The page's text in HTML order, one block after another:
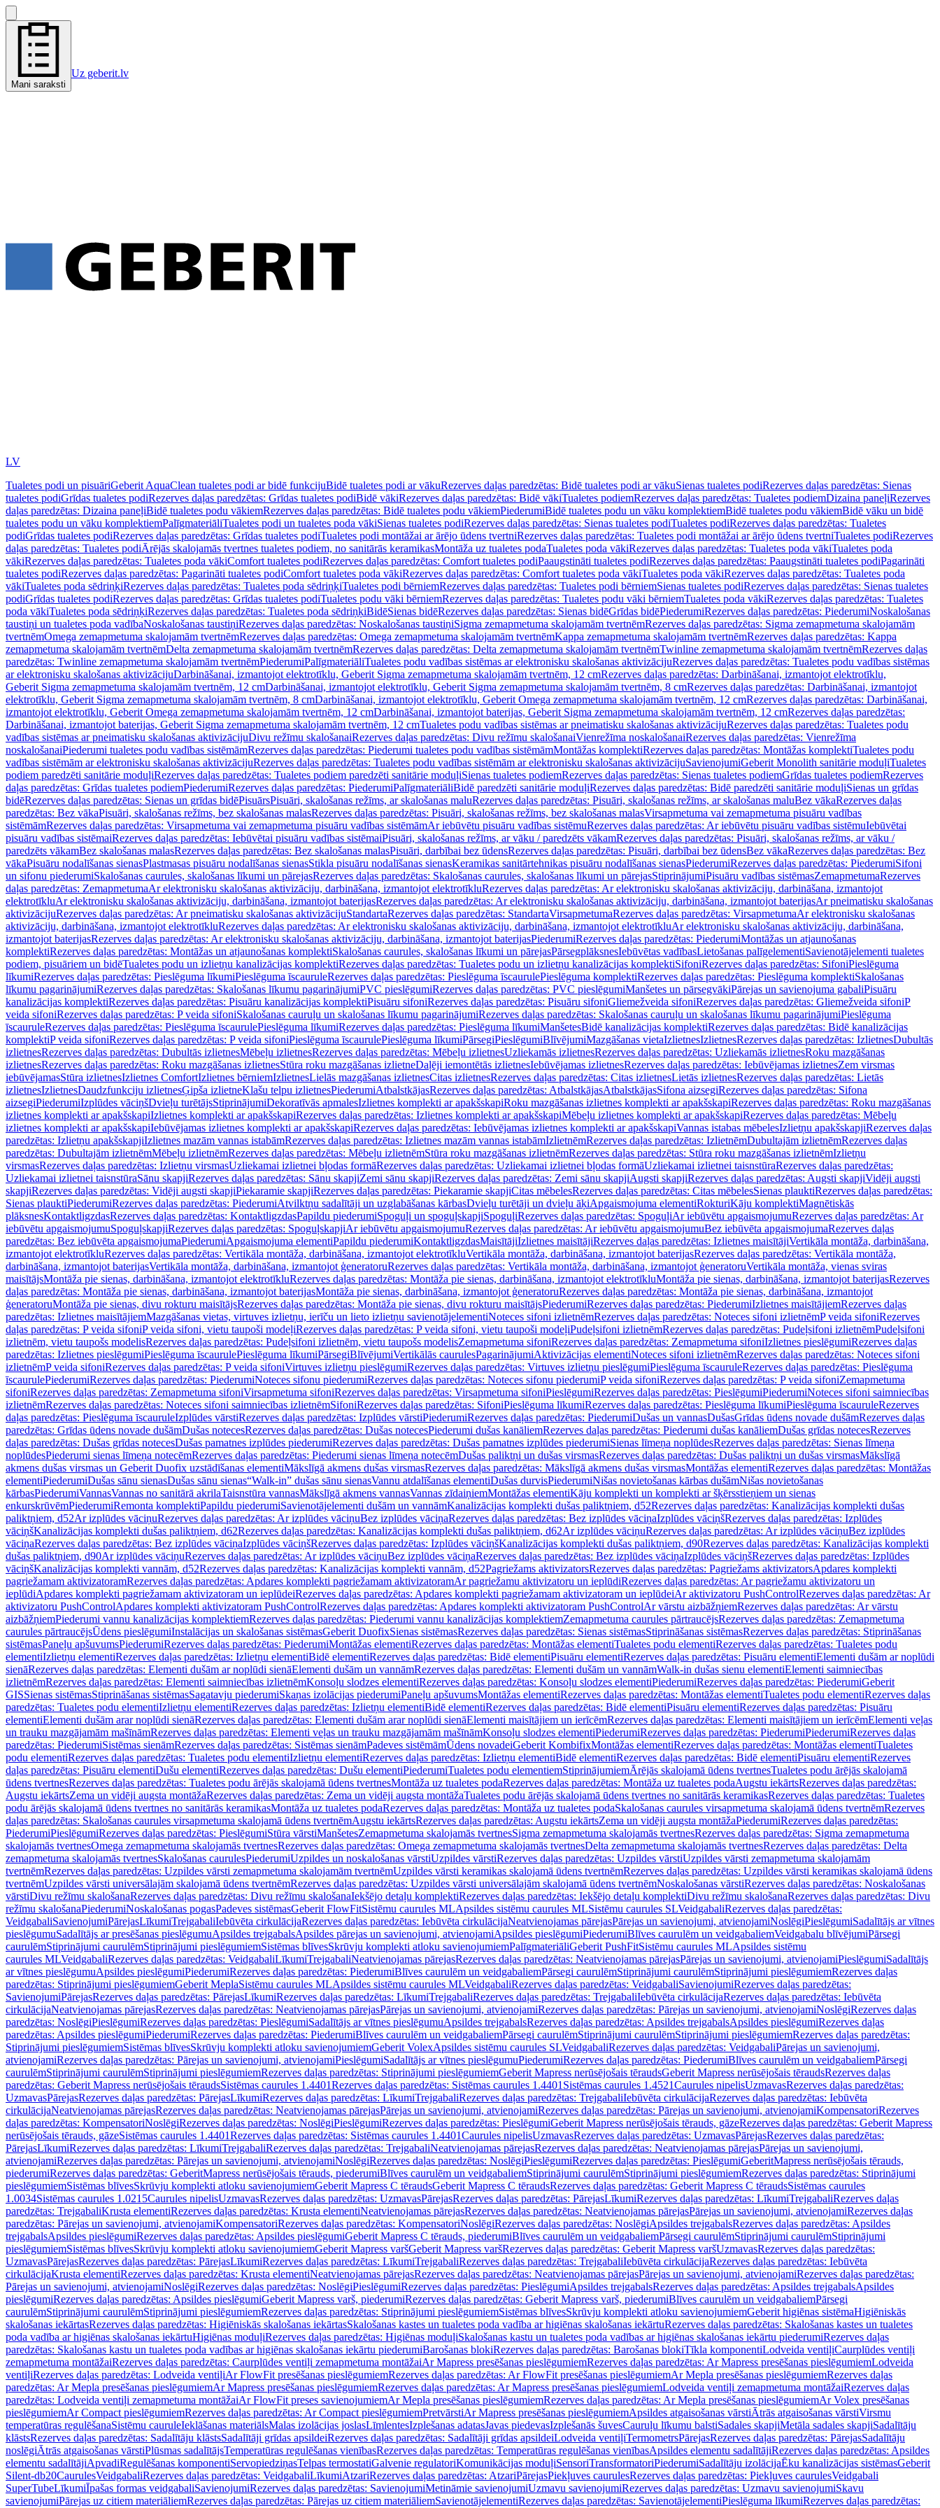
Mani saraksti
Uz geberit.lv
LV
Tualetes podi un pisuāriGeberit AquaClean tualetes podi ar bidē funkcijuBidē tualetes podi ar vākuRezerves daļas paredzētas: Bidē tualetes podi ar vākuSienas tualetes podiRezerves daļas paredzētas: Sienas
tualetes podiGrīdas tualetes podiRezerves daļas paredzētas: Grīdas tualetes podiBidē vākiRezerves daļas paredzētas: Bidē vākiTualetes podiemRezerves daļas paredzētas: Tualetes podiemDizaina paneļiRezerves
daļas paredzētas: Dizaina paneļiBidē tualetes podu vākiemRezerves daļas paredzētas: Bidē tualetes podu vākiemPiederumiBidē tualetes podu un vāku komplektiemBidē tualetes podu vākiemBidē vāku un bidē
tualetes podu un vāku komplektiemPalīgmateriāliTualetes podi un tualetes poda vākiSienas tualetes podiRezerves daļas paredzētas: Sienas tualetes podiTualetes podiRezerves daļas paredzētas: Tualetes
podiGrīdas tualetes podiRezerves daļas paredzētas: Grīdas tualetes podiTualetes podi montāžai ar ārējo ūdens tvertniRezerves daļas paredzētas: Tualetes podi montāžai ar ārējo ūdens tvertniTualetes podiRezerves
daļas paredzētas: Tualetes podiĀrējās skalojamās tvertnes tualetes podiem, no sanitārās keramikasMontāža uz tualetes podaTualetes poda vākiRezerves daļas paredzētas: Tualetes poda vākiTualetes poda
vākiRezerves daļas paredzētas: Tualetes poda vākiComfort tualetes podiRezerves daļas paredzētas: Comfort tualetes podiPaaugstināti tualetes podiRezerves daļas paredzētas: Paaugstināti tualetes podiPagarināti
tualetes podiRezerves daļas paredzētas: Pagarināti tualetes podiComfort tualetes poda vākiRezerves daļas paredzētas: Comfort tualetes poda vākiTualetes poda vākiRezerves daļas paredzētas: Tualetes poda
vākiTualetes poda sēdriņķiRezerves daļas paredzētas: Tualetes poda sēdriņķiTualetes podi bērniemRezerves daļas paredzētas: Tualetes podi bērniemSienas tualetes podiRezerves daļas paredzētas: Sienas tualetes
podiGrīdas tualetes podiRezerves daļas paredzētas: Grīdas tualetes podiTualetes podu vāki bērniemRezerves daļas paredzētas: Tualetes podu vāki bērniemTualetes poda vākiRezerves daļas paredzētas: Tualetes
poda vākiTualetes poda sēdriņķiRezerves daļas paredzētas: Tualetes poda sēdriņķiBidēSienas bidēRezerves daļas paredzētas: Sienas bidēGrīdas bidēPiederumiRezerves daļas paredzētas: PiederumiNoskalošanas
taustiņi un tualetes poda vadībaNoskalošanas taustiņiRezerves daļas paredzētas: Noskalošanas taustiņiSigma zemapmetuma skalojamām tvertnēmRezerves daļas paredzētas: Sigma zemapmetuma skalojamām
tvertnēmOmega zemapmetuma skalojamām tvertnēmRezerves daļas paredzētas: Omega zemapmetuma skalojamām tvertnēmKappa zemapmetuma skalojamām tvertnēmRezerves daļas paredzētas: Kappa
zemapmetuma skalojamām tvertnēmDelta zemapmetuma skalojamām tvertnēmRezerves daļas paredzētas: Delta zemapmetuma skalojamām tvertnēmTwinline zemapmetuma skalojamām tvertnēmRezerves daļas
paredzētas: Twinline zemapmetuma skalojamām tvertnēmPiederumiPalīgmateriāliTualetes podu vadības sistēmas ar elektronisku skalošanas aktivizācijuRezerves daļas paredzētas: Tualetes podu vadības sistēmas
ar elektronisku skalošanas aktivizācijuDarbināšanai, izmantojot elektrotīklu, Geberit Sigma zemapmetuma skalojamām tvertnēm, 12 cmRezerves daļas paredzētas: Darbināšanai, izmantojot elektrotīklu,
Geberit Sigma zemapmetuma skalojamām tvertnēm, 12 cmDarbināšanai, izmantojot elektrotīklu, Geberit Sigma zemapmetuma skalojamām tvertnēm, 8 cmRezerves daļas paredzētas: Darbināšanai, izmantojot
elektrotīklu, Geberit Sigma zemapmetuma skalojamām tvertnēm, 8 cmDarbināšanai, izmantojot elektrotīklu, Geberit Omega zemapmetuma skalojamām tvertnēm, 12 cmRezerves daļas paredzētas: Darbināšanai,
izmantojot elektrotīklu, Geberit Omega zemapmetuma skalojamām tvertnēm, 12 cmDarbināšanai, izmantojot baterijas, Geberit Sigma zemapmetuma skalojamām tvertnēm, 12 cmRezerves daļas paredzētas:
Darbināšanai, izmantojot baterijas, Geberit Sigma zemapmetuma skalojamām tvertnēm, 12 cmTualetes podu vadības sistēmas ar pneimatisku skalošanas aktivizācijuRezerves daļas paredzētas: Tualetes podu
vadības sistēmas ar pneimatisku skalošanas aktivizācijuDivu režīmu skalošanaiRezerves daļas paredzētas: Divu režīmu skalošanaiVienrežīma noskalošanaiRezerves daļas paredzētas: Vienrežīma
noskalošanaiPiederumi tualetes podu vadības sistēmāmRezerves daļas paredzētas: Piederumi tualetes podu vadības sistēmāmMontāžas komplektiRezerves daļas paredzētas: Montāžas komplektiTualetes podu
vadības sistēmām ar elektronisku skalošanas aktivizācijuRezerves daļas paredzētas: Tualetes podu vadības sistēmām ar elektronisku skalošanas aktivizācijuSavienojumiGeberit Monolith sanitārie moduļiTualetes
podiem paredzēti sanitārie moduļiRezerves daļas paredzētas: Tualetes podiem paredzēti sanitārie moduļiSienas tualetes podiemRezerves daļas paredzētas: Sienas tualetes podiemGrīdas tualetes podiemRezerves
daļas paredzētas: Grīdas tualetes podiemPiederumiRezerves daļas paredzētas: PiederumiPalīgmateriāliBidē paredzēti sanitārie moduļiRezerves daļas paredzētas: Bidē paredzēti sanitārie moduļiSienas un grīdas
bidēRezerves daļas paredzētas: Sienas un grīdas bidēPisuārsPisuāri, skalošanas režīms, ar skalošanas maluRezerves daļas paredzētas: Pisuāri, skalošanas režīms, ar skalošanas maluBez vākaRezerves daļas
paredzētas: Bez vākaPisuāri, skalošanas režīms, bez skalošanas malasRezerves daļas paredzētas: Pisuāri, skalošanas režīms, bez skalošanas malasVirsapmetuma vai zemapmetuma pisuāru vadības
sistēmāmRezerves daļas paredzētas: Virsapmetuma vai zemapmetuma pisuāru vadības sistēmāmAr iebūvētu pisuāru vadības sistēmuRezerves daļas paredzētas: Ar iebūvētu pisuāru vadības sistēmuIebūvētai
pisuāru vadības sistēmaiRezerves daļas paredzētas: Iebūvētai pisuāru vadības sistēmaiPisuāri, skalošanas režīms, ar vāku / paredzēts vākamRezerves daļas paredzētas: Pisuāri, skalošanas režīms, ar vāku /
paredzēts vākamBez skalošanas malasRezerves daļas paredzētas: Bez skalošanas malasPisuāri, darbībai bez ūdensRezerves daļas paredzētas: Pisuāri, darbībai bez ūdensBez vākaRezerves daļas paredzētas: Bez
vākaPisuāru nodalīšanas sienasPlastmasas pisuāru nodalīšanas sienasStikla pisuāru nodalīšanas sienasKeramikas sanitārtehnikas pisuāru nodalīšanas sienasPiederumiRezerves daļas paredzētas: PiederumiSifoni
un sifonu piederumiSkalošanas caurules, skalošanas līkumi un pārejasRezerves daļas paredzētas: Skalošanas caurules, skalošanas līkumi un pārejasStiprinājumiPisuāru vadības sistēmasZemapmetumaRezerves
daļas paredzētas: ZemapmetumaAr elektronisku skalošanas aktivizāciju, darbināšana, izmantojot elektrotīkluRezerves daļas paredzētas: Ar elektronisku skalošanas aktivizāciju, darbināšana, izmantojot
elektrotīkluAr elektronisku skalošanas aktivizāciju, darbināšana, izmantojot baterijasRezerves daļas paredzētas: Ar elektronisku skalošanas aktivizāciju, darbināšana, izmantojot baterijasAr pneimatisku skalošanas
aktivizācijuRezerves daļas paredzētas: Ar pneimatisku skalošanas aktivizācijuStandartaRezerves daļas paredzētas: StandartaVirsapmetumaRezerves daļas paredzētas: VirsapmetumaAr elektronisku skalošanas
aktivizāciju, darbināšana, izmantojot elektrotīkluRezerves daļas paredzētas: Ar elektronisku skalošanas aktivizāciju, darbināšana, izmantojot elektrotīkluAr elektronisku skalošanas aktivizāciju, darbināšana,
izmantojot baterijasRezerves daļas paredzētas: Ar elektronisku skalošanas aktivizāciju, darbināšana, izmantojot baterijasPiederumiRezerves daļas paredzētas: PiederumiMontāžas un atjaunošanas
komplektiRezerves daļas paredzētas: Montāžas un atjaunošanas komplektiSkalošanas caurules, skalošanas līkumi un pārejasPārsegplāksnesIebūvētas vadībasLietošanas palīgelementiSavienotājelementi tualetes
podiem, pisuāriem un bidēTualetes podu un izlietņu kanalizācijas komplektiRezerves daļas paredzētas: Tualetes podu un izlietņu kanalizācijas komplektiSifoniRezerves daļas paredzētas: SifoniPieslēguma
līkumiRezerves daļas paredzētas: Pieslēguma līkumiPieslēguma īscauruleRezerves daļas paredzētas: Pieslēguma īscaurulePieslēguma komplektiRezerves daļas paredzētas: Pieslēguma komplektiSkalošanas
līkumu pagarinājumiRezerves daļas paredzētas: Skalošanas līkumu pagarinājumiPVC pieslēgumiRezerves daļas paredzētas: PVC pieslēgumiManšetes un pārsegvākiPārejas un savienojuma gabaliPisuāru
kanalizācijas komplektiRezerves daļas paredzētas: Pisuāru kanalizācijas komplektiPisuāru sifoniRezerves daļas paredzētas: Pisuāru sifoniGliemežveida sifoniRezerves daļas paredzētas: Gliemežveida sifoniP
veida sifoniRezerves daļas paredzētas: P veida sifoniSkalošanas cauruļu un skalošanas līkumu pagarinājumiRezerves daļas paredzētas: Skalošanas cauruļu un skalošanas līkumu pagarinājumiPieslēguma
īscauruleRezerves daļas paredzētas: Pieslēguma īscaurulePieslēguma līkumiRezerves daļas paredzētas: Pieslēguma līkumiManšetesBidē kanalizācijas komplektiRezerves daļas paredzētas: Bidē kanalizācijas
komplektiP veida sifoniRezerves daļas paredzētas: P veida sifoniPieslēguma īscaurulePieslēguma līkumiPārsegiPieslēgumiBlīvējumiMazgāšanas vietaIzlietnesIzlietnesRezerves daļas paredzētas: IzlietnesDubultās
izlietnesRezerves daļas paredzētas: Dubultās izlietnesMēbeļu izlietnesRezerves daļas paredzētas: Mēbeļu izlietnesUzliekamās izlietnesRezerves daļas paredzētas: Uzliekamās izlietnesRoku mazgāšanas
izlietnesRezerves daļas paredzētas: Roku mazgāšanas izlietnesStūra roku mazgāšanas izlietneDaļēji iemontētās izlietnesIebūvējamas izlietnesRezerves daļas paredzētas: Iebūvējamas izlietnesZem virsmas
iebūvējamasStūra izlietnesIzlietnes ComfortIzlietnes bērniemIzlietnesLielās mazgāšanas izlietnesCitas izlietnesRezerves daļas paredzētas: Citas izlietnesLietās izlietnesRezerves daļas paredzētas: Lietās
izlietnesIzlietnesDaudzfunkciju izlietnesĢipša izlietneKlašu telpu izlietnesPiederumiAtbalstkājasRezerves daļas paredzētas: AtbalstkājasAtbalstkājasSifona aizsegiRezerves daļas paredzētas: Sifona
aizsegiPiederumiIzplūdes vāciņšDvieļu turētājsStiprinājumiDekoratīvās apmalesIzlietnes komplekti ar apakšskapiRoku mazgāšanas izlietnes komplekti ar apakšskapiRezerves daļas paredzētas: Roku mazgāšanas
izlietnes komplekti ar apakšskapiIzlietnes komplekti ar apakšskapiRezerves daļas paredzētas: Izlietnes komplekti ar apakšskapiMēbeļu izlietnes komplekti ar apakšskapiRezerves daļas paredzētas: Mēbeļu
izlietnes komplekti ar apakšskapiIebūvējamas izlietnes komplekti ar apakšskapiRezerves daļas paredzētas: Iebūvējamas izlietnes komplekti ar apakšskapiVannas istabas mēbelesIzlietņu apakšskapjiRezerves daļas
paredzētas: Izlietņu apakšskapjiIzlietnes mazām vannas istabāmRezerves daļas paredzētas: Izlietnes mazām vannas istabāmIzlietnēmRezerves daļas paredzētas: IzlietnēmDubultajām izlietnēmRezerves daļas
paredzētas: Dubultajām izlietnēmMēbeļu izlietnēmRezerves daļas paredzētas: Mēbeļu izlietnēmStūra roku mazgāšanas izlietnēmRezerves daļas paredzētas: Stūra roku mazgāšanas izlietnēmIzlietņu
virsmasRezerves daļas paredzētas: Izlietņu virsmasUzliekamai izlietnei bļodas formāRezerves daļas paredzētas: Uzliekamai izlietnei bļodas formāUzliekamai izlietnei taisnstūraRezerves daļas paredzētas:
Uzliekamai izlietnei taisnstūraSānu skapjiRezerves daļas paredzētas: Sānu skapjiZemi sānu skapjiRezerves daļas paredzētas: Zemi sānu skapjiAugsti skapjiRezerves daļas paredzētas: Augsti skapjiVidēji augsti
skapjiRezerves daļas paredzētas: Vidēji augsti skapjiPiekaramie skapjiRezerves daļas paredzētas: Piekaramie skapjiCitas mēbelesRezerves daļas paredzētas: Citas mēbelesSienas plauktiRezerves daļas paredzētas:
Sienas plauktiPiederumiRezerves daļas paredzētas: PiederumiAtvilktņu sadalītāji un uzglabāšanas kārbasDvieļu turētāji un dvieļu āķiApgaismojuma elementiRokturiKāju komplektiMagnētiskās
plāksnesKontaktligzdasRezerves daļas paredzētas: KontaktligzdasPapildu piederumiSpoguļi un spoguļskapjiSpoguļiRezerves daļas paredzētas: SpoguļiAr iebūvētu apgaismojumuRezerves daļas paredzētas: Ar
iebūvētu apgaismojumuSpoguļskapjiRezerves daļas paredzētas: SpoguļskapjiAr iebūvētu apgaismojumuRezerves daļas paredzētas: Ar iebūvētu apgaismojumuBez iebūvēta apgaismojumaRezerves daļas
paredzētas: Bez iebūvēta apgaismojumaPiederumiApgaismojuma elementiPapildu piederumiKontaktligzdasMaisītājiIzlietnes maisītājiRezerves daļas paredzētas: Izlietnes maisītājiVertikāla montāža, darbināšana,
izmantojot elektrotīkluRezerves daļas paredzētas: Vertikāla montāža, darbināšana, izmantojot elektrotīkluVertikāla montāža, darbināšana, izmantojot baterijasRezerves daļas paredzētas: Vertikāla montāža,
darbināšana, izmantojot baterijasVertikāla montāža, darbināšana, izmantojot ģeneratoruRezerves daļas paredzētas: Vertikāla montāža, darbināšana, izmantojot ģeneratoruVertikāla montāža, vienas sviras
maisītājsMontāža pie sienas, darbināšana, izmantojot elektrotīkluRezerves daļas paredzētas: Montāža pie sienas, darbināšana, izmantojot elektrotīkluMontāža pie sienas, darbināšana, izmantojot baterijasRezerves
daļas paredzētas: Montāža pie sienas, darbināšana, izmantojot baterijasMontāža pie sienas, darbināšana, izmantojot ģeneratoruRezerves daļas paredzētas: Montāža pie sienas, darbināšana, izmantojot
ģeneratoruMontāža pie sienas, divu rokturu maisītājsRezerves daļas paredzētas: Montāža pie sienas, divu rokturu maisītājsPiederumiRezerves daļas paredzētas: PiederumiIzlietnes maisītājiemRezerves daļas
paredzētas: Izlietnes maisītājiemMazgāšanas vietas, virtuves izlietņu, ierīču un lieto izlietņu savienotājelementiNoteces sifoni izlietnēmRezerves daļas paredzētas: Noteces sifoni izlietnēmP veida sifoniRezerves
daļas paredzētas: P veida sifoniP veida sifoni, vietu taupoši modeļiRezerves daļas paredzētas: P veida sifoni, vietu taupoši modeļiPudeļsifoni izlietnēmRezerves daļas paredzētas: Pudeļsifoni izlietnēmPudeļsifoni
izlietnēm, vietu taupošs modelisRezerves daļas paredzētas: Pudeļsifoni izlietnēm, vietu taupošs modelisZemapmetuma sifoniRezerves daļas paredzētas: Zemapmetuma sifoniIzlietnes pieslēgumiRezerves daļas
paredzētas: Izlietnes pieslēgumiPieslēguma īscaurulePieslēguma līkumiPārsegiBlīvējumiVertikālās caurulesPagarinājumiAktivizācijas elementiNoteces sifoni izlietnēmRezerves daļas paredzētas: Noteces sifoni
izlietnēmP veida sifoniRezerves daļas paredzētas: P veida sifoniVirtuves izlietņu pieslēgumiRezerves daļas paredzētas: Virtuves izlietņu pieslēgumiPieslēguma īscauruleRezerves daļas paredzētas: Pieslēguma
īscaurulePiederumiRezerves daļas paredzētas: PiederumiNoteces sifonu piederumiRezerves daļas paredzētas: Noteces sifonu piederumiP veida sifoniRezerves daļas paredzētas: P veida sifoniZemapmetuma
sifoniRezerves daļas paredzētas: Zemapmetuma sifoniVirsapmetuma sifoniRezerves daļas paredzētas: Virsapmetuma sifoniPieslēgumiRezerves daļas paredzētas: PieslēgumiPiederumiNoteces sifoni saimniecības
izlietnēmRezerves daļas paredzētas: Noteces sifoni saimniecības izlietnēmSifoniRezerves daļas paredzētas: SifoniPieslēguma līkumiRezerves daļas paredzētas: Pieslēguma līkumiPieslēguma īscauruleRezerves
daļas paredzētas: Pieslēguma īscauruleIzplūdes vārstiRezerves daļas paredzētas: Izplūdes vārstiPiederumiRezerves daļas paredzētas: PiederumiDušas un vannasDušasGrīdas ūdens novade dušāmRezerves daļas
paredzētas: Grīdas ūdens novade dušāmDušas notecesRezerves daļas paredzētas: Dušas notecesPiederumi dušas kanāliemRezerves daļas paredzētas: Piederumi dušas kanāliemDušas grīdas notecesRezerves
daļas paredzētas: Dušas grīdas notecesDušas pamatnes izplūdes piederumiRezerves daļas paredzētas: Dušas pamatnes izplūdes piederumiSienas līmeņa noplūdesRezerves daļas paredzētas: Sienas līmeņa
noplūdesPiederumi sienas līmeņa notecēmRezerves daļas paredzētas: Piederumi sienas līmeņa notecēmDušas paliktņi un dušas virsmasRezerves daļas paredzētas: Dušas paliktņi un dušas virsmasMākslīgā
akmens dušas virsmas un Geberit Duofix uzstādīšanas elementiMākslīgā akmens dušas virsmasRezerves daļas paredzētas: Mākslīgā akmens dušas virsmasMontāžas elementiRezerves daļas paredzētas: Montāžas
elementiPiederumiDušas sānu sienasDušas sānu sienas“Walk-in” dušas sānu sienasVannu atdalīšanas elementiDušas durvisPiederumiNišas novietošanas kārbas dušāmNišas novietošanas
kārbasPiederumiVannasVannas no sanitārā akrilaTaisnstūra vannasMākslīgā akmens vannasVannas zīdaiņiemMontāžas elementiKāju komplekti un komplekti ar šķērsstieņiem un sienas
enkurskrūvēmPiederumiRemonta komplektiPapildu piederumiSavienotājelementi dušām un vannāmKanalizācijas komplekti dušas paliktņiem, d52Rezerves daļas paredzētas: Kanalizācijas komplekti dušas
paliktņiem, d52Ar izplūdes vāciņuRezerves daļas paredzētas: Ar izplūdes vāciņuBez izplūdes vāciņaRezerves daļas paredzētas: Bez izplūdes vāciņaIzplūdes vāciņšRezerves daļas paredzētas: Izplūdes
vāciņšKanalizācijas komplekti dušas paliktņiem, d62Rezerves daļas paredzētas: Kanalizācijas komplekti dušas paliktņiem, d62Ar izplūdes vāciņuRezerves daļas paredzētas: Ar izplūdes vāciņuBez izplūdes
vāciņaRezerves daļas paredzētas: Bez izplūdes vāciņaIzplūdes vāciņšRezerves daļas paredzētas: Izplūdes vāciņšKanalizācijas komplekti dušas paliktņiem, d90Rezerves daļas paredzētas: Kanalizācijas komplekti
dušas paliktņiem, d90Ar izplūdes vāciņuRezerves daļas paredzētas: Ar izplūdes vāciņuBez izplūdes vāciņaRezerves daļas paredzētas: Bez izplūdes vāciņaIzplūdes vāciņšRezerves daļas paredzētas: Izplūdes
vāciņšKanalizācijas komplekti vannām, d52Rezerves daļas paredzētas: Kanalizācijas komplekti vannām, d52Pagriežams aktivizatorsRezerves daļas paredzētas: Pagriežams aktivizatorsApdares komplekti
pagriežamam aktivizatoramRezerves daļas paredzētas: Apdares komplekti pagriežamam aktivizatoramAr pagriežamu aktivizatoru un ieplūdiRezerves daļas paredzētas: Ar pagriežamu aktivizatoru un
ieplūdiApdares komplekti pagriežamam aktivizatoram un ieplūdeiRezerves daļas paredzētas: Apdares komplekti pagriežamam aktivizatoram un ieplūdeiAr aktivizatoru PushControlRezerves daļas paredzētas: Ar
aktivizatoru PushControlApdares komplekti aktivizatoram PushControlRezerves daļas paredzētas: Apdares komplekti aktivizatoram PushControlAr vārstu aizbāžņiemRezerves daļas paredzētas: Ar vārstu
aizbāžņiemPiederumi vannu kanalizācijas komplektiemRezerves daļas paredzētas: Piederumi vannu kanalizācijas komplektiemZemapmetuma caurules pārtraucējsRezerves daļas paredzētas: Zemapmetuma
caurules pārtraucējsŪdens pieslēgumiInstalācijas un skalošanas sistēmasGeberit DuofixSienas sistēmasRezerves daļas paredzētas: Sienas sistēmasStiprināšanas sistēmasRezerves daļas paredzētas: Stiprināšanas
sistēmasPaneļu apšuvumsPiederumiRezerves daļas paredzētas: PiederumiMontāžas elementiRezerves daļas paredzētas: Montāžas elementiTualetes podu elementiRezerves daļas paredzētas: Tualetes podu
elementiIzlietņu elementiRezerves daļas paredzētas: Izlietņu elementiBidē elementiRezerves daļas paredzētas: Bidē elementiPisuāru elementiRezerves daļas paredzētas: Pisuāru elementiElementi dušām ar noplūdi
sienāRezerves daļas paredzētas: Elementi dušām ar noplūdi sienāElementi dušām un vannāmRezerves daļas paredzētas: Elementi dušām un vannāmWalk-in dušas sienu elementiElementi saimniecības
izlietnēmRezerves daļas paredzētas: Elementi saimniecības izlietnēmKonsoļu slodzes elementiRezerves daļas paredzētas: Konsoļu slodzes elementiPiederumiRezerves daļas paredzētas: PiederumiGeberit
GISSienas sistēmasStiprināšanas sistēmasSagatavju piederumiSkaņas izolācijas piederumiPaneļu apšuvumsMontāžas elementiRezerves daļas paredzētas: Montāžas elementiTualetes podu elementiRezerves daļas
paredzētas: Tualetes podu elementiIzlietņu elementiRezerves daļas paredzētas: Izlietņu elementiBidē elementiRezerves daļas paredzētas: Bidē elementiPisuāru elementiRezerves daļas paredzētas: Pisuāru
elementiElementi dušām arar noplūdi sienāRezerves daļas paredzētas: Elementi dušām arar noplūdi sienāElementi maisītājiem un ierīcēmRezerves daļas paredzētas: Elementi maisītājiem un ierīcēmElementi veļas
un trauku mazgājamām mašīnāmRezerves daļas paredzētas: Elementi veļas un trauku mazgājamām mašīnāmKonsoļu slodzes elementiPiederumiRezerves daļas paredzētas: PiederumiPiederumiRezerves daļas
paredzētas: PiederumiSistēmas sienāmRezerves daļas paredzētas: Sistēmas sienāmPadeves sistēmāmŪdens novadeiGeberit KombifixMontāžas elementiRezerves daļas paredzētas: Montāžas elementiTualetes
podu elementiRezerves daļas paredzētas: Tualetes podu elementiIzlietņu elementiRezerves daļas paredzētas: Izlietņu elementiBidē elementiRezerves daļas paredzētas: Bidē elementiPisuāru elementiRezerves
daļas paredzētas: Pisuāru elementiDušu elementiRezerves daļas paredzētas: Dušu elementiPiederumiTualetes podu elementiemStiprinājumiemĀrējās skalojamā ūdens tvertnesTualetes podu ārējās skalojamā
ūdens tvertnesRezerves daļas paredzētas: Tualetes podu ārējās skalojamā ūdens tvertnesMontāža uz tualetes podaRezerves daļas paredzētas: Montāža uz tualetes podaAugstu iekārtsRezerves daļas paredzētas:
Augstu iekārtsZema un vidēji augsta montāžaRezerves daļas paredzētas: Zema un vidēji augsta montāžaTualetes podu ārējās skalojamā ūdens tvertnes no sanitārās keramikasRezerves daļas paredzētas: Tualetes
podu ārējās skalojamā ūdens tvertnes no sanitārās keramikasMontāža uz tualetes podaRezerves daļas paredzētas: Montāža uz tualetes podaSkalošanas caurules virsapmetuma skalojamā ūdens tvertnēmRezerves
daļas paredzētas: Skalošanas caurules virsapmetuma skalojamā ūdens tvertnēmAugstu iekārtsRezerves daļas paredzētas: Augstu iekārtsZema un vidēji augsta montāžaPiederumiRezerves daļas paredzētas:
PiederumiPieslēgumiRezerves daļas paredzētas: PieslēgumiStūra vārstiManšetesZemapmetuma skalojamās tvertnesSigma zemapmetuma skalojamās tvertnesRezerves daļas paredzētas: Sigma zemapmetuma
skalojamās tvertnesOmega zemapmetuma skalojamās tvertnesRezerves daļas paredzētas: Omega zemapmetuma skalojamās tvertnesDelta zemapmetuma skalojamās tvertnesRezerves daļas paredzētas: Delta
zemapmetuma skalojamās tvertnesSkalošanas caurulesPiederumiUzpildes un noskalošanas vārstiUzpildes vārstiRezerves daļas paredzētas: Uzpildes vārstiUzpildes vārsti zemapmetuma skalojamām
tvertnēmRezerves daļas paredzētas: Uzpildes vārsti zemapmetuma skalojamām tvertnēmUzpildes vārsti keramikas skalojamā ūdens tvertnēmRezerves daļas paredzētas: Uzpildes vārsti keramikas skalojamā ūdens
tvertnēmUzpildes vārsti universālajām skalojamā ūdens tvertnēmRezerves daļas paredzētas: Uzpildes vārsti universālajām skalojamā ūdens tvertnēmNoskalošanas vārstiRezerves daļas paredzētas: Noskalošanas
vārstiDivu režīmu skalošanaRezerves daļas paredzētas: Divu režīmu skalošanaIekšējo detaļu komplektiRezerves daļas paredzētas: Iekšējo detaļu komplektiDivu režīmu skalošanaRezerves daļas paredzētas: Divu
režīmu skalošanaPiederumiNoskalošanas pogasPadeves sistēmasGeberit FlowFitSistēmu caurules MLApsildes sistēmu caurules MLSistēmu caurules SLVeidgabaliRezerves daļas paredzētas:
VeidgabaliSavienojumiPārejasLīkumiTrejgabaliIebūvēta cirkulācijaRezerves daļas paredzētas: Iebūvēta cirkulācijaNeatvienojamas pārejasPārejas un savienojumi, atvienojamiNoslēgiPieslēgumiSadalītājs ar vītnes
pieslēgumuSadalītājs ar presēšanas pieslēgumuApsildes trejgabalsApsildes pārejas un savienojumi, atvienojamiApsildes pieslēgumiPiederumiBlīves caurulēm un veidgabaliemVeidgabalu blīvējumiPārsegi
caurulēmStiprinājumi caurulēmStiprinājumi pieslēgumiemSistēmas blīvesSkrūvju komplekti atloku savienojumiemPalīgmateriāliGeberit PushFitSistēmu caurules MLApsildes sistēmu
caurules MLVeidgabaliRezerves daļas paredzētas: VeidgabaliLīkumiTrejgabaliNeatvienojamas pārejasRezerves daļas paredzētas: Neatvienojamas pārejasPārejas un savienojumi, atvienojamiPieslēgumiSadalītājs
ar vītnes pieslēgumuApsildes pieslēgumiPiederumiRezerves daļas paredzētas: PiederumiBlīves caurulēm un veidgabaliemPārsegi caurulēmStiprinājumi caurulēmStiprinājumi pieslēgumiemRezerves daļas
paredzētas: Stiprinājumi pieslēgumiemGeberit MeplaSistēmu caurules MLApsildes sistēmu caurules MLVeidgabaliRezerves daļas paredzētas: VeidgabaliSavienojumiRezerves daļas paredzētas:
SavienojumiPārejasRezerves daļas paredzētas: PārejasLīkumiRezerves daļas paredzētas: LīkumiTrejgabaliRezerves daļas paredzētas: TrejgabaliIebūvēta cirkulācijaRezerves daļas paredzētas: Iebūvēta
cirkulācijaNeatvienojamas pārejasRezerves daļas paredzētas: Neatvienojamas pārejasPārejas un savienojumi, atvienojamiRezerves daļas paredzētas: Pārejas un savienojumi, atvienojamiNoslēgiRezerves daļas
paredzētas: NoslēgiPieslēgumiRezerves daļas paredzētas: PieslēgumiSadalītājs ar vītnes pieslēgumuApsildes trejgabalsRezerves daļas paredzētas: Apsildes trejgabalsApsildes pieslēgumiRezerves daļas
paredzētas: Apsildes pieslēgumiPiederumiRezerves daļas paredzētas: PiederumiBlīves caurulēm un veidgabaliemPārsegi caurulēmStiprinājumi caurulēmStiprinājumi pieslēgumiemRezerves daļas paredzētas:
Stiprinājumi pieslēgumiemSistēmas blīvesSkrūvju komplekti atloku savienojumiemGeberit VolexApsildes sistēmu caurules SLVeidgabaliRezerves daļas paredzētas: VeidgabaliPārejas un savienojumi,
atvienojamiRezerves daļas paredzētas: Pārejas un savienojumi, atvienojamiPieslēgumiSadalītājs ar vītnes pieslēgumuPiederumiRezerves daļas paredzētas: PiederumiBlīves caurulēm un veidgabaliemPārsegi
caurulēmStiprinājumi caurulēmStiprinājumi pieslēgumiemRezerves daļas paredzētas: Stiprinājumi pieslēgumiemGeberit Mapress nerūsējošais tēraudsGeberit Mapress nerūsējošais tēraudsRezerves daļas
paredzētas: Geberit Mapress nerūsējošais tēraudsSistēmas caurules 1.4401Rezerves daļas paredzētas: Sistēmas caurules 1.4401 Sistēmas caurules 1.4521Caurules nipelisUzmavasRezerves daļas paredzētas:
UzmavasPārejasRezerves daļas paredzētas: PārejasLīkumiRezerves daļas paredzētas: LīkumiTrejgabaliRezerves daļas paredzētas: TrejgabaliIebūvēta cirkulācijaRezerves daļas paredzētas: Iebūvēta
cirkulācijaNeatvienojamas pārejasRezerves daļas paredzētas: Neatvienojamas pārejasPārejas un savienojumi, atvienojamiRezerves daļas paredzētas: Pārejas un savienojumi, atvienojamiKompensatoriRezerves
daļas paredzētas: KompensatoriNoslēgiRezerves daļas paredzētas: NoslēgiPieslēgumiRezerves daļas paredzētas: PieslēgumiGeberit Mapress nerūsējošais tērauds, gāzeRezerves daļas paredzētas: Geberit Mapress
nerūsējošais tērauds, gāzeSistēmas caurules 1.4401Rezerves daļas paredzētas: Sistēmas caurules 1.4401Caurules nipelisUzmavasRezerves daļas paredzētas: UzmavasPārejasRezerves daļas paredzētas:
PārejasLīkumiRezerves daļas paredzētas: LīkumiTrejgabaliRezerves daļas paredzētas: TrejgabaliNeatvienojamas pārejasRezerves daļas paredzētas: Neatvienojamas pārejasPārejas un savienojumi,
atvienojamiRezerves daļas paredzētas: Pārejas un savienojumi, atvienojamiNoslēgiRezerves daļas paredzētas: NoslēgiPieslēgumiRezerves daļas paredzētas: PieslēgumiGeberitMapress nerūsējošais tērauds,
piederumiRezerves daļas paredzētas: GeberitMapress nerūsējošais tērauds, piederumiBlīves caurulēm un veidgabaliemStiprinājumi caurulēmStiprinājumi pieslēgumiemRezerves daļas paredzētas: Stiprinājumi
pieslēgumiemSistēmas blīvesSkrūvju komplekti atloku savienojumiemGeberit Mapress C tēraudsGeberit Mapress C tēraudsRezerves daļas paredzētas: Geberit Mapress C tēraudsSistēmas caurules
1.0034Sistēmas caurules 1.0215Caurules nipelisUzmavasRezerves daļas paredzētas: UzmavasPārejasRezerves daļas paredzētas: PārejasLīkumiRezerves daļas paredzētas: LīkumiTrejgabaliRezerves daļas
paredzētas: TrejgabaliKrusta elementiRezerves daļas paredzētas: Krusta elementiNeatvienojamas pārejasRezerves daļas paredzētas: Neatvienojamas pārejasPārejas un savienojumi, atvienojamiRezerves daļas
paredzētas: Pārejas un savienojumi, atvienojamiKompensatoriRezerves daļas paredzētas: KompensatoriNoslēgiRezerves daļas paredzētas: NoslēgiApsildes trejgabalsRezerves daļas paredzētas: Apsildes
trejgabalsApsildes pieslēgumiRezerves daļas paredzētas: Apsildes pieslēgumiGeberit Mapress C tērauds, piederumiBlīves caurulēm un veidgabaliemPārsegi caurulēmStiprinājumi caurulēmStiprinājumi
pieslēgumiemSistēmas blīvesSkrūvju komplekti atloku savienojumiemGeberit Mapress varšGeberit Mapress varšRezerves daļas paredzētas: Geberit Mapress varšUzmavasRezerves daļas paredzētas:
UzmavasPārejasRezerves daļas paredzētas: PārejasLīkumiRezerves daļas paredzētas: LīkumiTrejgabaliRezerves daļas paredzētas: TrejgabaliIebūvēta cirkulācijaRezerves daļas paredzētas: Iebūvēta
cirkulācijaKrusta elementiRezerves daļas paredzētas: Krusta elementiNeatvienojamas pārejasRezerves daļas paredzētas: Neatvienojamas pārejasPārejas un savienojumi, atvienojamiRezerves daļas paredzētas:
Pārejas un savienojumi, atvienojamiNoslēgiRezerves daļas paredzētas: NoslēgiPieslēgumiRezerves daļas paredzētas: PieslēgumiApsildes trejgabalsRezerves daļas paredzētas: Apsildes trejgabalsApsildes
pieslēgumiRezerves daļas paredzētas: Apsildes pieslēgumiGeberit Mapress varš, piederumiRezerves daļas paredzētas: Geberit Mapress varš, piederumiBlīves caurulēm un veidgabaliemPārsegi
caurulēmStiprinājumi caurulēmStiprinājumi pieslēgumiemRezerves daļas paredzētas: Stiprinājumi pieslēgumiemSistēmas blīvesSkrūvju komplekti atloku savienojumiemGeberit higiēnas sistēmaHigiēniskās
skalošanas iekārtasRezerves daļas paredzētas: Higiēniskās skalošanas iekārtasSkalošanas kastes un tualetes poda vadība ar higiēnas skalošanas iekārtuRezerves daļas paredzētas: Skalošanas kastes un tualetes
poda vadība ar higiēnas skalošanas iekārtuHigiēnas moduļiRezerves daļas paredzētas: Higiēnas moduļiSkalošanas kastu un tualetes poda vadības ar higiēnas skalošanas iekārtu piederumiRezerves daļas
paredzētas: Skalošanas kastu un tualetes poda vadības ar higiēnas skalošanas iekārtu piederumiBarošanas blokiRezerves daļas paredzētas: Barošanas blokiTīkla komponentiLodveida ventiļiCaurplūdes ventiļi
zemapmetuma montāžaiRezerves daļas paredzētas: Caurplūdes ventiļi zemapmetuma montāžaiAr Mapress presēšanas pieslēgumiemRezerves daļas paredzētas: Ar Mapress presēšanas pieslēgumiemLodveida
ventiļiRezerves daļas paredzētas: Lodveida ventiļiAr FlowFit presēšanas pieslēgumiemRezerves daļas paredzētas: Ar FlowFit presēšanas pieslēgumiemAr Mepla presēšanas pieslēgumiemRezerves daļas
paredzētas: Ar Mepla presēšanas pieslēgumiemAr Mapress presēšanas pieslēgumiemRezerves daļas paredzētas: Ar Mapress presēšanas pieslēgumiemLodveida ventiļi zemapmetuma montāžaiRezerves daļas
paredzētas: Lodveida ventiļi zemapmetuma montāžaiAr FlowFit preses savienojumiemAr Mepla presēšanas pieslēgumiemRezerves daļas paredzētas: Ar Mepla presēšanas pieslēgumiemAr Volex presēšanas
pieslēgumiemAr Compact pieslēgumiemRezerves daļas paredzētas: Ar Compact pieslēgumiemPretvārstiAr Mapress presēšanas pieslēgumiemApsildes atgaisošanas vārstiĀtrās atgaisošanas vārstiVirsmu
temperatūras regulēšanaSistēmu cauruleIeklāšanas materiālsMalas izolācijas joslasLīmlentesIzplešanas adatasJavas piedevasIzplešanās šuvesCauruļu līkumu balstiSadales skapjiMetāla sadales skapjiSadalītāju
klāstsRezerves daļas paredzētas: Sadalītāju klāstsSadalītāji grīdas apsildeiRezerves daļas paredzētas: Sadalītāji grīdas apsildeiLodveida ventiļiTermometrsPārejasRezerves daļas paredzētas: PārejasSadalītāju
noslēgiĀtrās atgaisošanas vārstiPlūsmas sadalītājsTemperatūras regulēšanas vienībasRezerves daļas paredzētas: Temperatūras regulēšanas vienībasApsildes elementu sadalītājiRezerves daļas paredzētas: Apsildes
elementu sadalītājiApvadiRegulēšanas komponentiServopiedziņasTelpas termostatiGalvenie regulatoriKomunikācijas moduļiSensoriTransformatoriPiederumiSadalītāju izolācijaĒku kanalizācijas sistēmasGeberit
Silent-db20CaurulesVeidgabaliRezerves daļas paredzētas: VeidgabaliLīkumiAtzariRezerves daļas paredzētas: AtzariPārejasPiekļuves caurulesRezerves daļas paredzētas: Piekļuves caurulesVeidgabali
SuperTubeLīkumiĪpašas formas veidgabaliSavienojumiRezerves daļas paredzētas: SavienojumiMetināmie savienojumiUzmavu savienojumiRezerves daļas paredzētas: Uzmavu savienojumiSkavu
savienojumiPārejas uz citiem materiāliemRezerves daļas paredzētas: Pārejas uz citiem materiāliemSavienotājelementiRezerves daļas paredzētas: SavienotājelementiPieslēguma līkumiRezerves daļas paredzētas: